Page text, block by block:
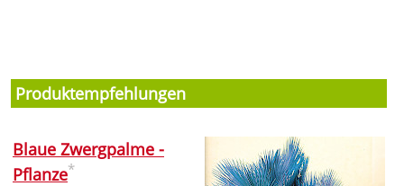
Produktempfehlungen
Blaue Zwergpalme -
Pflanze*